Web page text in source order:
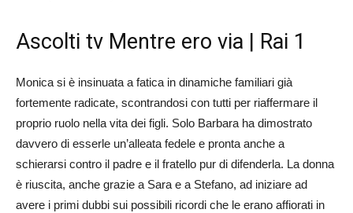
Ascolti tv Mentre ero via | Rai 1
Monica si è insinuata a fatica in dinamiche familiari già
fortemente radicate, scontrandosi con tutti per riaffermare il
proprio ruolo nella vita dei figli. Solo Barbara ha dimostrato
davvero di esserle un’alleata fedele e pronta anche a
schierarsi contro il padre e il fratello pur di difenderla. La donna
è riuscita, anche grazie a Sara e a Stefano, ad iniziare ad
avere i primi dubbi sui possibili ricordi che le erano affiorati in